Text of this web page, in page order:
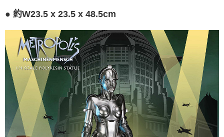
由本公司與您本人進行分期帳單所需資料之確認、核對及更正。
3.完整用戶服務條款，請詳閱以下連結：
客戶支援中心」https://netprotections.freshdesk.com/support/home
【注意事項】
１．透過由恩沛科技股份有限公司提供之「AFTEE先享後付」服務完成之交
易，需依本服務之必要範圍內提供個人資料，並將交易相關給付款項請求債
權轉讓予恩沛科技股份有限公司。
２．關於個人資料處理事宜，請瀏覽以下網址：
https://aftee.tw/terms/#terms3
３．未成年的使用者請事先徵得法定代理人或監護人之同意方可使用
「AFTEE先享後付」，若未經同意申辦者引起之損失，本公司不負相關責
任。
４．使用「AFTEE先享後付」時，將依據個別帳號之用戶狀況，依本公司即
時審查核予不同之上限額度；若仍有額度不足之情形，本公司將視審查結果
請求用戶進行身份認證。
● 約W23.5 x 23.5 x 48.5cm